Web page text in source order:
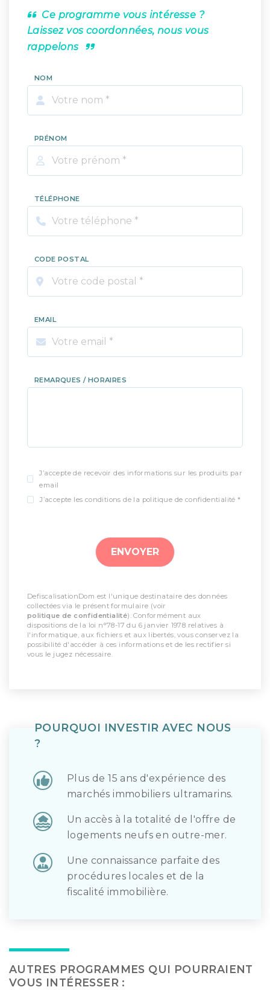
Ce programme vous intéresse ?
Laissez vos coordonnées, nous vous
rappelons
NOM
PRÉNOM
TÉLÉPHONE
CODE POSTAL
EMAIL
REMARQUES / HORAIRES
J’accepte de recevoir des informations sur les produits par
email
J’accepte les conditions de la politique de confidentialité *
DefiscalisationDom est l'unique destinataire des données
collectées via le présent formulaire (voir
politique de confidentialité). Conformément aux
dispositions de la loi n°78-17 du 6 janvier 1978 relatives à
l'informatique, aux fichiers et aux libertés, vous conservez la
possibilité d'accéder à ces informations et de les rectifier si
vous le jugez nécessaire.
POURQUOI INVESTIR AVEC NOUS
?
Plus de 15 ans d'expérience des
marchés immobiliers ultramarins.
Un accès à la totalité de l'offre de
logements neufs en outre-mer.
Une connaissance parfaite des
procédures locales et de la
fiscalité immobilière.
AUTRES PROGRAMMES QUI POURRAIENT
VOUS INTÉRESSER :